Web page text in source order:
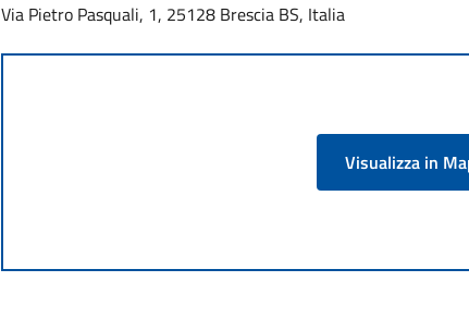
Via Pietro Pasquali, 1, 25128 Brescia BS, Italia
Visualizza in